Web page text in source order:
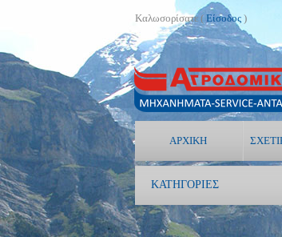
Καλωσορίσατε ( Είσοδος)
ΑΡΧΙΚΉ
ΚΑΤΗΓΟΡΊΕΣ